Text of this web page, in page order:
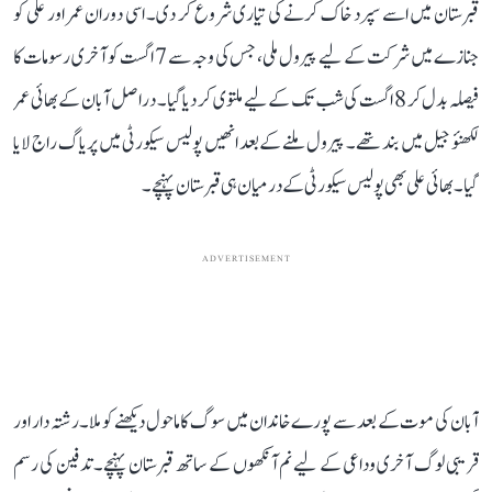
قبرستان میں اسے سپرد خاک کرنے کی تیاری شروع کر دی۔ اسی دوران عمر اور علی کو
جنازے میں شرکت کے لیے پیرول ملی، جس کی وجہ سے 7 اگست کو آخری رسومات کا
فیصلہ بدل کر 8 اگست کی شب تک کے لیے ملتوی کر دیا گیا۔ دراصل آبان کے بھائی عمر
لکھنؤ جیل میں بند تھے۔ پیرول ملنے کے بعد انھیں پولیس سیکورٹی میں پریاگ راج لایا
گیا۔ بھائی علی بھی پولیس سیکورٹی کے درمیان ہی قبرستان پہنچے۔
ADVERTISEMENT
آبان کی موت کے بعد سے پورے خاندان میں سوگ کا ماحول دیکھنے کو ملا۔ رشتہ دار اور
قریبی لوگ آخری وداعی کے لیے نم آنکھوں کے ساتھ قبرستان پہنچے۔ تدفین کی رسم